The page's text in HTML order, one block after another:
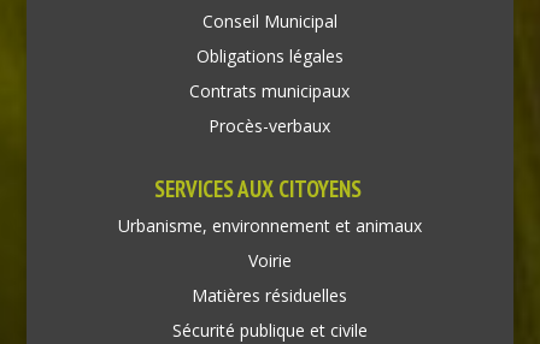
Conseil Municipal
Obligations légales
Contrats municipaux
Procès-verbaux
SERVICES AUX CITOYENS
Urbanisme, environnement et animaux
Voirie
Matières résiduelles
Sécurité publique et civile